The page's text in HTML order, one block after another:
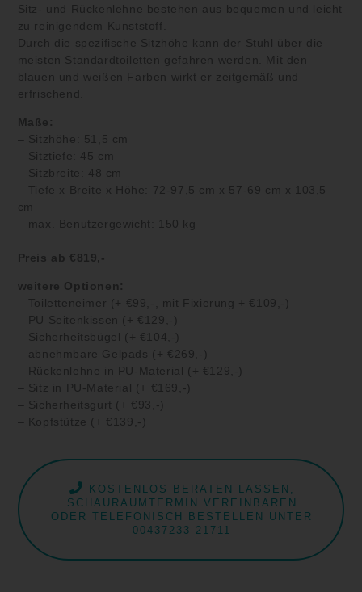
Sitz- und Rückenlehne bestehen aus bequemen und leicht
zu reinigendem Kunststoff.
Durch die spezifische Sitzhöhe kann der Stuhl über die
meisten Standardtoiletten gefahren werden. Mit den
blauen und weißen Farben wirkt er zeitgemäß und
erfrischend.
Maße:
– Sitzhöhe: 51,5 cm
– Sitztiefe: 45 cm
– Sitzbreite: 48 cm
– Tiefe x Breite x Höhe: 72-97,5 cm x 57-69 cm x 103,5
cm
– max. Benutzergewicht: 150 kg
Preis ab €819,-
weitere Optionen:
– Toiletteneimer (+ €99,-, mit Fixierung + €109,-)
– PU Seitenkissen (+ €129,-)
– Sicherheitsbügel (+ €104,-)
– abnehmbare Gelpads (+ €269,-)
– Rückenlehne in PU-Material (+ €129,-)
– Sitz in PU-Material (+ €169,-)
– Sicherheitsgurt (+ €93,-)
– Kopfstütze (+ €139,-)
KOSTENLOS BERATEN LASSEN,
SCHAURAUMTERMIN VEREINBAREN
ODER TELEFONISCH BESTELLEN UNTER
00437233 21711